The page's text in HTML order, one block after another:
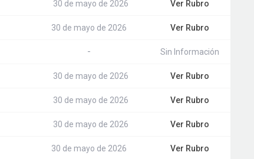
30 de mayo de 2026 Ver Rubro
30 de mayo de 2026 Ver Rubro
- Sin Información
30 de mayo de 2026 Ver Rubro
30 de mayo de 2026 Ver Rubro
30 de mayo de 2026 Ver Rubro
30 de mayo de 2026 Ver Rubro